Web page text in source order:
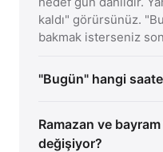
kaldı" görürsünüz.
bakmak isterseniz
"Bugün" hangi
Ramazan ve
değişiyor?